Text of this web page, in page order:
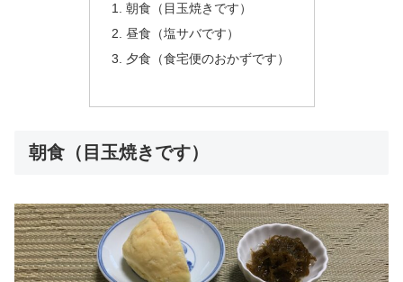
朝食（目玉焼きです）
昼食（塩サバです）
夕食（食宅便のおかずです）
朝食（目玉焼きです）